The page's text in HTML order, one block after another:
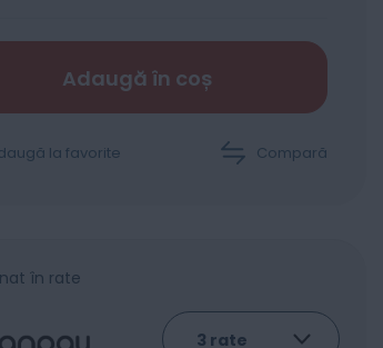
Adaugă în coș
la favorite Compară
în rate